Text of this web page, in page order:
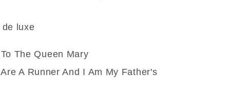
luxe
The Queen Mary
A Runner And I Am My Father's